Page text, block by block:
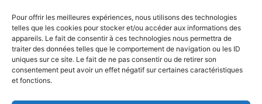
Pour offrir les meilleures expériences, nous utilisons des technologies
telles que les cookies pour stocker et/ou accéder aux informations des
appareils. Le fait de consentir à ces technologies nous permettra de
traiter des données telles que le comportement de navigation ou les ID
uniques sur ce site. Le fait de ne pas consentir ou de retirer son
consentement peut avoir un effet négatif sur certaines caractéristiques
et fonctions.
Deuil
Tarifs de livraison
Designed by